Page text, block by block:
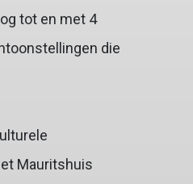
tot en met 4
die
Mauritshuis